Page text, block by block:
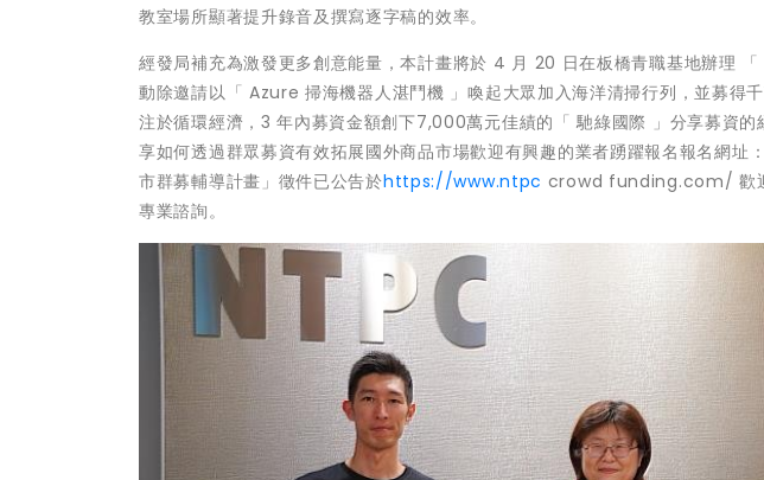
教室場所顯著提升錄音及撰寫逐字稿的效率。
經發局補充為激發更多創意能量，本計畫將於 4 月 20 日在板橋青職基地辦理 「
動除邀請以「 Azure 掃海機器人湛鬥機 」喚起大眾加入海洋清掃行列，並募得
注於循環經濟，3 年內募資金額創下7,000萬元佳績的「 馳綠國際 」分享募資
享如何透過群眾募資有效拓展國外商品市場歡迎有興趣的業者踴躍報名報名網址：
市群募輔導計畫」徵件已公告於https://www.ntpc crowd funding.com/ 歡
專業諮詢。